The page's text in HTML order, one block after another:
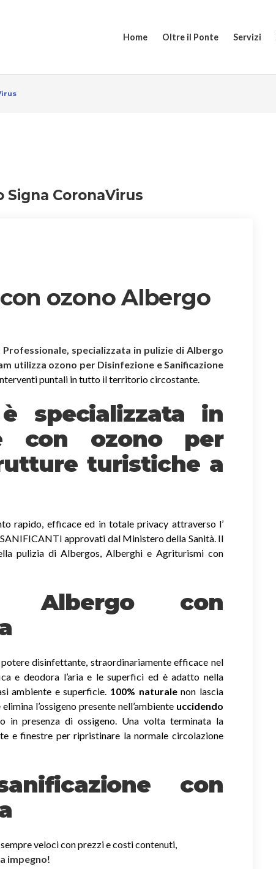
Home Oltre il Ponte Servizi
CoronaVirus
ozono Albergo
Professionale, specializzata in pulizie di Albergo
utilizza ozono per Disinfezione e Sanificazione
puntali in tutto il territorio circostante.
specializzata in
con ozono per
turistiche a
rapido, efficace ed in totale privacy attraverso l’
approvati dal Ministero della Sanità. Il
pulizia di Albergos, Alberghi e Agriturismi con
Albergo con
disinfettante, straordinariamente efficace nel
e deodora l’aria e le superfici ed è adatto nella
ambiente e superficie. 100% naturalenon lascia
l’ossigeno presente nell’ambiente uccidendo
in presenza di ossigeno. Una volta terminata la
e finestre per ripristinare la normale circolazione
con
veloci con prezzi e costi contenuti,
impegno!